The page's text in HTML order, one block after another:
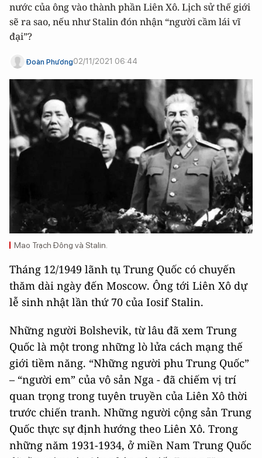
nước của ông vào thành phần Liên Xô. Lịch sử thế giới
sẽ ra sao, nếu như Stalin đón nhận “người cầm lái vĩ
đại”?
Đoàn Phương02/11/2021 06:44
Mao Trạch Đông và Stalin.
Tháng 12/1949 lãnh tụ Trung Quốc có chuyến
thăm dài ngày đến Moscow. Ông tới Liên Xô dự
lễ sinh nhật lần thứ 70 của Iosif Stalin.
Những người Bolshevik, từ lâu đã xem Trung
Quốc là một trong những lò lửa cách mạng thế
giới tiềm năng. “Những người phu Trung Quốc”
– “người em” của vô sản Nga - đã chiếm vị trí
quan trọng trong tuyên truyền của Liên Xô thời
trước chiến tranh. Những người cộng sản Trung
Quốc thực sự định hướng theo Liên Xô. Trong
những năm 1931-1934, ở miền Nam Trung Quốc